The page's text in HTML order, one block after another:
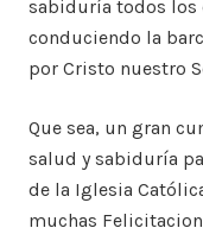
sabiduría todos los
conduciendo la
por Cristo nuestro
Que sea, un gran
salud y sabiduría
de la Iglesia
muchas